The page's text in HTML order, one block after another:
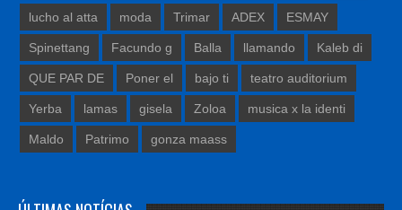
lucho al atta moda Trimar ADEX ESMAY
Spinettang Facundo g Balla llamando Kaleb di
QUE PAR DE Poner el bajo ti teatro auditorium
Yerba lamas gisela Zoloa musica x la identi
Maldo Patrimo gonza maass